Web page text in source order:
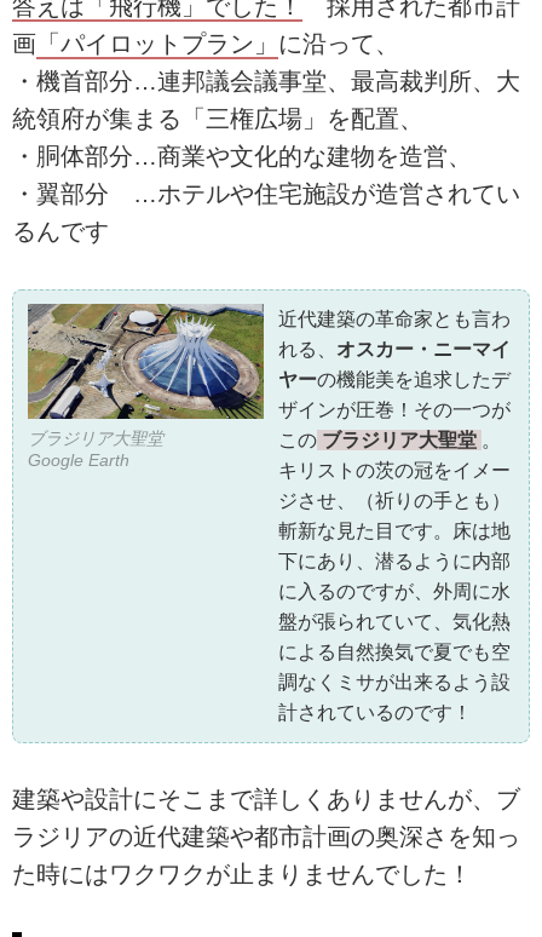
答えは「飛行機」でした！
採用された都市計
画 「パイロットプラン」 に沿って、
・機首部分…連邦議会議事堂、最高裁判所、大
統領府が集まる「三権広場」を配置、
・胴体部分…商業や文化的な建物を造営、
・翼部分 …ホテルや住宅施設が造営されてい
るんです
ブラジリア大聖堂
Google Earth
近代建築の革命家とも言わ
れる、 オスカー・ニーマイ
ヤーの機能美を追求したデ
ザインが圧巻！その一つが
この ブラジリア大聖堂 。
キリストの茨の冠をイメー
ジさせ、（祈りの手とも）
斬新な見た目です。床は地
下にあり、潜るように内部
に入るのですが、外周に水
盤が張られていて、気化熱
による自然換気で夏でも空
調なくミサが出来るよう設
計されているのです！
建築や設計にそこまで詳しくありませんが、ブ
ラジリアの近代建築や都市計画の奥深さを知っ
た時にはワクワクが止まりませんでした！